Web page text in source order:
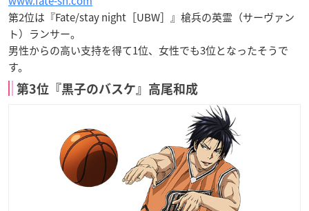
第2位は『Fate/stay night［UBW］』槍兵の英霊（サーヴァン
ト）ランサー。
男性からの高い支持を得て1位、女性でも3位となったそうで
す。
第3位『黒子のバスケ』高尾和成